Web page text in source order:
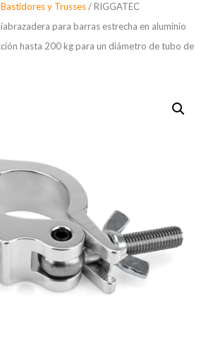
y Trusses/ RIGGATEC
para barras estrecha en aluminio
hasta 200 kg para un diámetro de tubo de